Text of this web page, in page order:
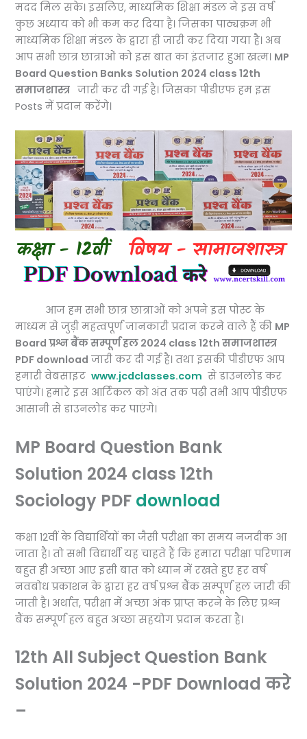
मदद मिल सके। इसलिए, माध्यमिक शिक्षा मंडल ने इस वर्ष
कुछ अध्याय को भी कम कर दिया है। जिसका पाठ्यक्रम भी
माध्यमिक शिक्षा मंडल के द्वारा ही जारी कर दिया गया है। अब
आप सभी छात्र छात्राओं को इस बात का इंतजार हुआ खत्म। MP
Board Question Banks Solution 2024 class 12th
समाजशास्त्र जारी कर दी गई है। जिसका पीडीएफ हम इस
Posts में प्रदान करेंगे।
आज हम सभी छात्र छात्राओं को अपने इस पोस्ट के
माध्यम से जुड़ी महत्वपूर्ण जानकारी प्रदान करने वाले हैं की MP
Board प्रश्न बैंक सम्पूर्ण हल 2024 class 12th समाजशास्त्र
PDF download जारी कर दी गई है। तथा इसकी पीडीएफ आप
हमारी वेबसाइटwww.jcdclasses.com से डाउनलोड कर
पाएंगे। हमारे इस आर्टिकल को अंत तक पढ़ी तभी आप पीडीएफ
आसानी से डाउनलोड कर पाएंगे।
MP Board Question Bank
Solution 2024 class 12th
Sociology PDF download
कक्षा 12वीं के विद्यार्थियों का जैसी परीक्षा का समय नजदीक आ
जाता है। तो सभी विद्यार्थी यह चाहते हैं कि हमारा परीक्षा परिणाम
बहुत ही अच्छा आए इसी बात को ध्यान में रखते हुए हर वर्ष
नवबोध प्रकाशन के द्वारा हर वर्ष प्रश्न बैंक सम्पूर्ण हल जारी की
जाती है। अर्थात, परीक्षा में अच्छा अंक प्राप्त करने के लिए प्रश्न
बैंक सम्पूर्ण हल बहुत अच्छा सहयोग प्रदान करता है।
12th All Subject Question Bank
Solution 2024 -PDF Download करे
–